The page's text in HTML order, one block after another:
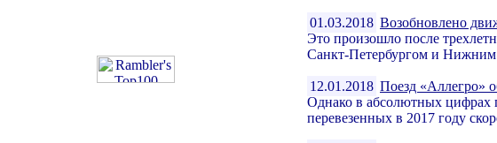
01.03.2018 Возобновлено
Это произошло после
Санкт-Петербургом и
12.01.2018 Поезд «Аллегро»
Однако в абсолютных цифрах
перевезенных в 2017 году